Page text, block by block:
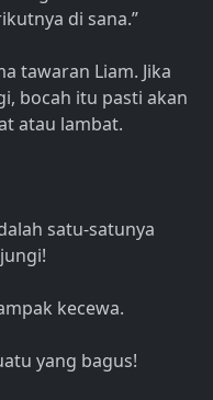
di sana.”
tawaran Liam. Jika
bocah itu pasti akan
atau lambat.
satu-satunya
kecewa.
yang bagus!